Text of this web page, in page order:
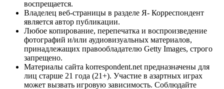
воспрещается.
Владелец веб-страницы в разделе Я- Корреспондент
является автор публикации.
Любое копирование, перепечатка и воспроизведение
фотографий и/или аудиовизуальных материалов,
принадлежащих правообладателю Getty Images, строго
запрещено.
Материалы сайта korrespondent.net предназначены для
лиц старше 21 года (21+). Участие в азартных играх
может вызвать игровую зависимость. Соблюдайте